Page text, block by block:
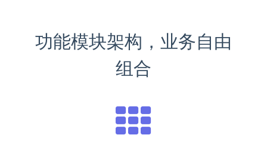
功能模块架构，业务自由
组合